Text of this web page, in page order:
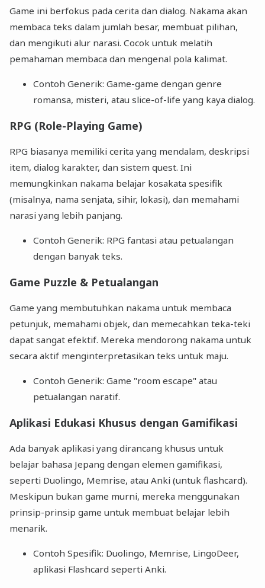
Game ini berfokus pada cerita dan dialog. Nakama akan
membaca teks dalam jumlah besar, membuat pilihan,
dan mengikuti alur narasi. Cocok untuk melatih
pemahaman membaca dan mengenal pola kalimat.
Contoh Generik: Game-game dengan genre
romansa, misteri, atau slice-of-life yang kaya dialog.
RPG (Role-Playing Game)
RPG biasanya memiliki cerita yang mendalam, deskripsi
item, dialog karakter, dan sistem quest. Ini
memungkinkan nakama belajar kosakata spesifik
(misalnya, nama senjata, sihir, lokasi), dan memahami
narasi yang lebih panjang.
Contoh Generik: RPG fantasi atau petualangan
dengan banyak teks.
Game Puzzle & Petualangan
Game yang membutuhkan nakama untuk membaca
petunjuk, memahami objek, dan memecahkan teka-teki
dapat sangat efektif. Mereka mendorong nakama untuk
secara aktif menginterpretasikan teks untuk maju.
Contoh Generik: Game "room escape" atau
petualangan naratif.
Aplikasi Edukasi Khusus dengan Gamifikasi
Ada banyak aplikasi yang dirancang khusus untuk
belajar bahasa Jepang dengan elemen gamifikasi,
seperti Duolingo, Memrise, atau Anki (untuk flashcard).
Meskipun bukan game murni, mereka menggunakan
prinsip-prinsip game untuk membuat belajar lebih
menarik.
Contoh Spesifik: Duolingo, Memrise, LingoDeer,
aplikasi Flashcard seperti Anki.